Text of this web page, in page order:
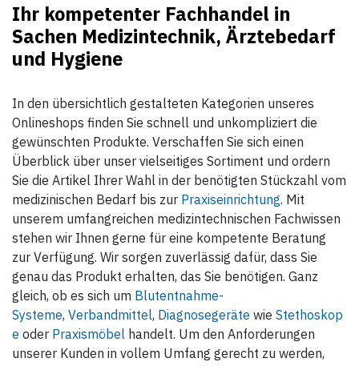
Ihr kompetenter Fachhandel in
Sachen Medizintechnik, Ärztebedarf
und Hygiene
In den übersichtlich gestalteten Kategorien unseres
Onlineshops finden Sie schnell und unkompliziert die
gewünschten Produkte. Verschaffen Sie sich einen
Überblick über unser vielseitiges Sortiment und ordern
Sie die Artikel Ihrer Wahl in der benötigten Stückzahl vom
medizinischen Bedarf bis zur Praxiseinrichtung. Mit
unserem umfangreichen medizintechnischen Fachwissen
stehen wir Ihnen gerne für eine kompetente Beratung
zur Verfügung. Wir sorgen zuverlässig dafür, dass Sie
genau das Produkt erhalten, das Sie benötigen. Ganz
gleich, ob es sich um Blutentnahme-
Systeme, Verbandmittel, Diagnosegeräte wie Stethoskop
e oder Praxismöbel handelt. Um den Anforderungen
unserer Kunden in vollem Umfang gerecht zu werden,